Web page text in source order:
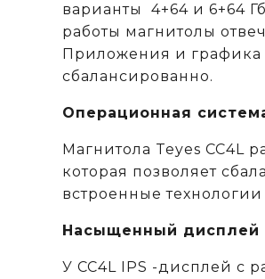
варианты 4+64 и 6+64
работы магнитолы
Приложения и графика
сбалансированно.
Операционная
Магнитола Teyes CC4L
которая позволяет
встроенные
Насыщенный дисплей
У CC4L IPS -дисплей с